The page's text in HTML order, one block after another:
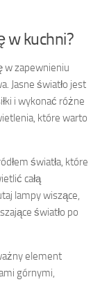
w kuchni?
w zapewnieniu
Jasne światło jest
i wykonać różne
które warto
światła, które
całą
lampy wiszące,
światło po
element
górnymi,